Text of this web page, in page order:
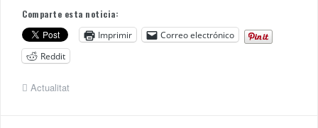
Comparte esta noticia:
Imprimir
Correo electrónico
Reddit
Actualitat